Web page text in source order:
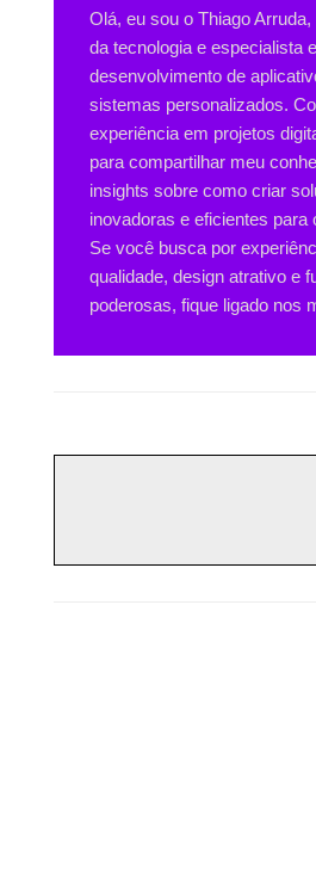
Olá, eu sou o Thiago
da tecnologia e especialista
desenvolvimento de
sistemas personalizados.
experiência em projetos
para compartilhar meu
insights sobre como criar
inovadoras e eficientes para
Se você busca por
qualidade, design atrativo e
poderosas, fique ligado nos